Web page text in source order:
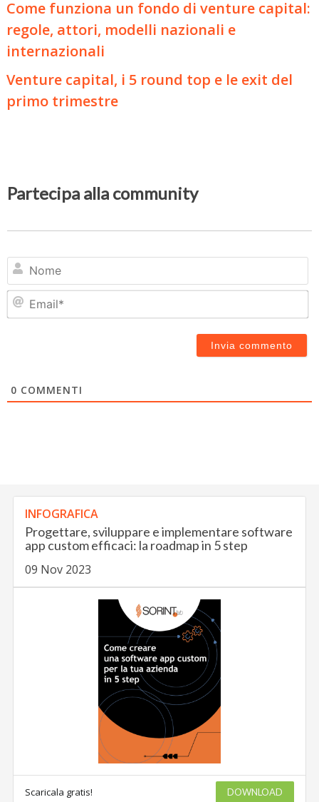
Come funziona un fondo di venture capital:
regole, attori, modelli nazionali e
internazionali
Venture capital, i 5 round top e le exit del
primo trimestre
Partecipa alla community
0 COMMENTI
INFOGRAFICA
Progettare, sviluppare e implementare software
app custom efficaci: la roadmap in 5 step
09 Nov 2023
Scaricala gratis! DOWNLOAD